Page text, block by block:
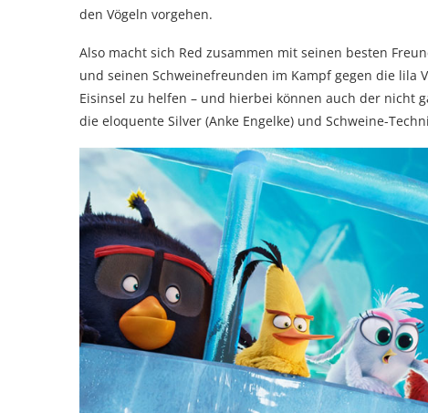
den Vögeln vorgehen.
Also macht sich Red zusammen mit seinen besten
und seinen Schweinefreunden im Kampf gegen die lila
Eisinsel zu helfen – und hierbei können auch der nicht
die eloquente Silver (Anke Engelke) und Schweine-